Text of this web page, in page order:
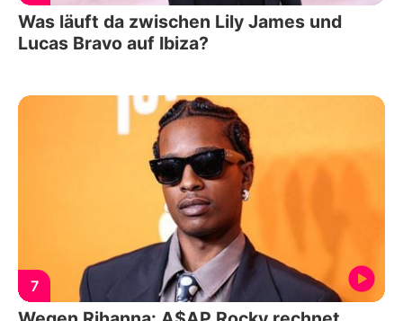
Was läuft da zwischen Lily James und
Lucas Bravo auf Ibiza?
7